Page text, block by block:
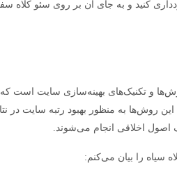
کنید و به جای آن بر روی سئو کلاه
و تکنیک‌های بهینه‌سازی سایت است که
روش‌ها به منظور بهبود رتبه سایت در
اصول اخلاقی انجام می‌شوند.
سیاه را بیان می‌کنم: